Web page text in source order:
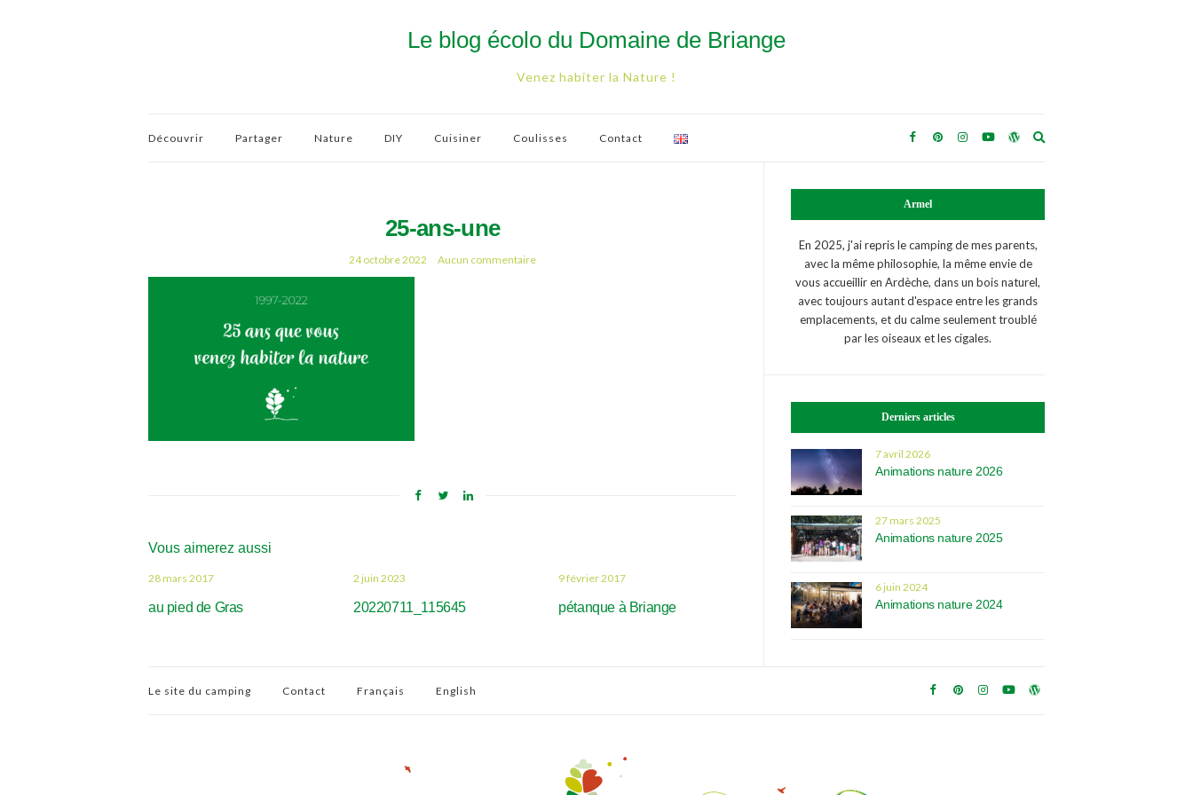
Le blog écolo du Domaine de Briange
Venez habiter la Nature !
Découvrir Partager Nature DIY Cuisiner Coulisses Contact
25-ans-une
24 octobre 2022 Aucun commentaire
Vous aimerez aussi
28 mars 2017
au pied de Gras
2 juin 2023
20220711_115645
9 février 2017
pétanque à Briange
Armel
En 2025, j'ai repris le camping de mes parents,
avec la même philosophie, la même envie de
vous accueillir en Ardèche, dans un bois naturel,
avec toujours autant d'espace entre les grands
emplacements, et du calme seulement troublé
par les oiseaux et les cigales.
Derniers articles
7 avril 2026
Animations nature 2026
27 mars 2025
Animations nature 2025
6 juin 2024
Animations nature 2024
Le site du camping Contact Français English